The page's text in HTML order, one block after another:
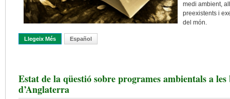
medi ambient,
preexistents i
del món.
Llegeix Més Sobre Llibreries I Sostenibilitat, Un Binomi Possible
Español
Estat de la qüestió sobre programes ambientals a
d’Anglaterra